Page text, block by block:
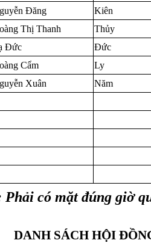
Đăng Kiên
Thị Thanh Thủy
Đức Đức
Cẩm Ly
Xuân Năm
có mặt đúng giờ
DANH SÁCH HỘI